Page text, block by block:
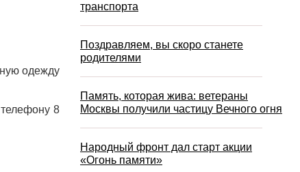
одежду
8
транспорта
Поздравляем, вы скоро станете
родителями
Память, которая жива: ветераны
Москвы получили частицу Вечного огня
Народный фронт дал старт акции
«Огонь памяти»